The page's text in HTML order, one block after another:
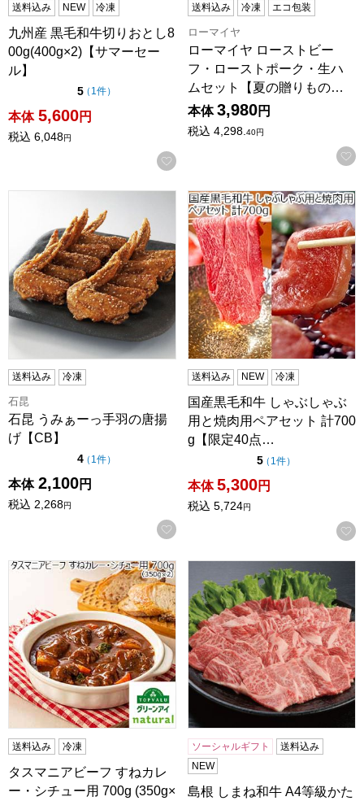
送料込み NEW 冷凍
九州産 黒毛和牛切りおとし8
00g(400g×2)【サマーセー
ル】
5点（5点満点中）
（ 1件の評価
）
本体 5,600円
税込 6,048円
お気に入りに登録する
送料込み 冷凍 エコ包装
ローマイヤ
ローマイヤ ローストビー
フ・ローストポーク・生ハ
ムセット【夏の贈りもの…
本体 3,980円
税込 4,298. 40円
石昆 うみぁーっ手羽の唐揚げ【CB】
送料込み 冷凍
石昆
石昆 うみぁーっ手羽の唐揚
げ【CB】
4点（5点満点中）
（ 1件の評価
）
本体 2,100円
税込 2,268円
お気に入りに登録する
国産黒毛和牛 しゃぶしゃぶ
送料込み NEW 冷凍
国産黒毛和牛 しゃぶしゃぶ
用と焼肉用ペアセット 計700
g【限定40点…
5点（5点満点中）
（ 1件の評価
）
本体 5,300円
税込 5,724円
タスマニアビーフ すねカレー・シチュー用 700g (350g×2)
送料込み 冷凍
タスマニアビーフ すねカレ
ー・シチュー用 700g (350g×
島根 しまね和牛 A4等級かた
ソーシャルギフト
送料込み
NEW
島根 しまね和牛 A4等級かた